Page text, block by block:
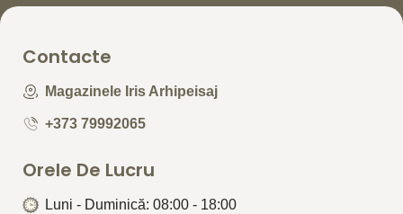
Contacte
Magazinele Iris Arhipeisaj
+373 79992065
Orele De Lucru
Luni - Duminică: 08:00 - 18:00